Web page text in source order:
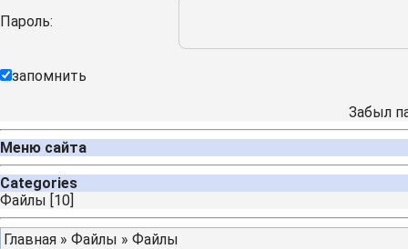
Пароль:
запомнить
Забыл
Меню сайта
Categories
Файлы [10]
Главная » Файлы » Файлы